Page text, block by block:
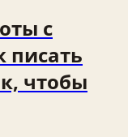
с
писать
чтобы